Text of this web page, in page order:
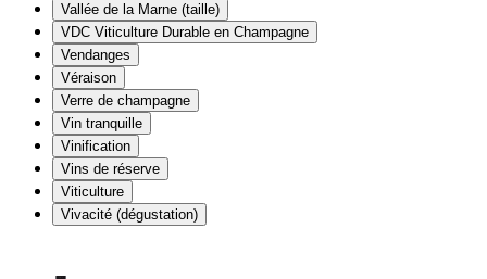
Vallée de la Marne (taille)
VDC Viticulture Durable en Champagne
Vendanges
Véraison
Verre de champagne
Vin tranquille
Vinification
Vins de réserve
Viticulture
Vivacité (dégustation)